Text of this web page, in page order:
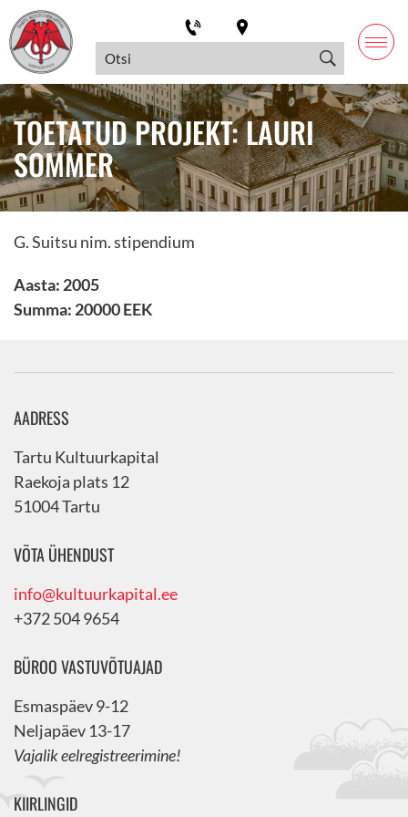
TOETATUD PROJEKT: LAURI
SOMMER
G. Suitsu nim. stipendium
Aasta: 2005
Summa: 20000 EEK
AADRESS
Tartu Kultuurkapital
Raekoja plats 12
51004 Tartu
VÕTA ÜHENDUST
info@kultuurkapital.ee
+372 504 9654
BÜROO VASTUVÕTUAJAD
Esmaspäev 9-12
Neljapäev 13-17
Vajalik eelregistreerimine!
KIIRLINGID